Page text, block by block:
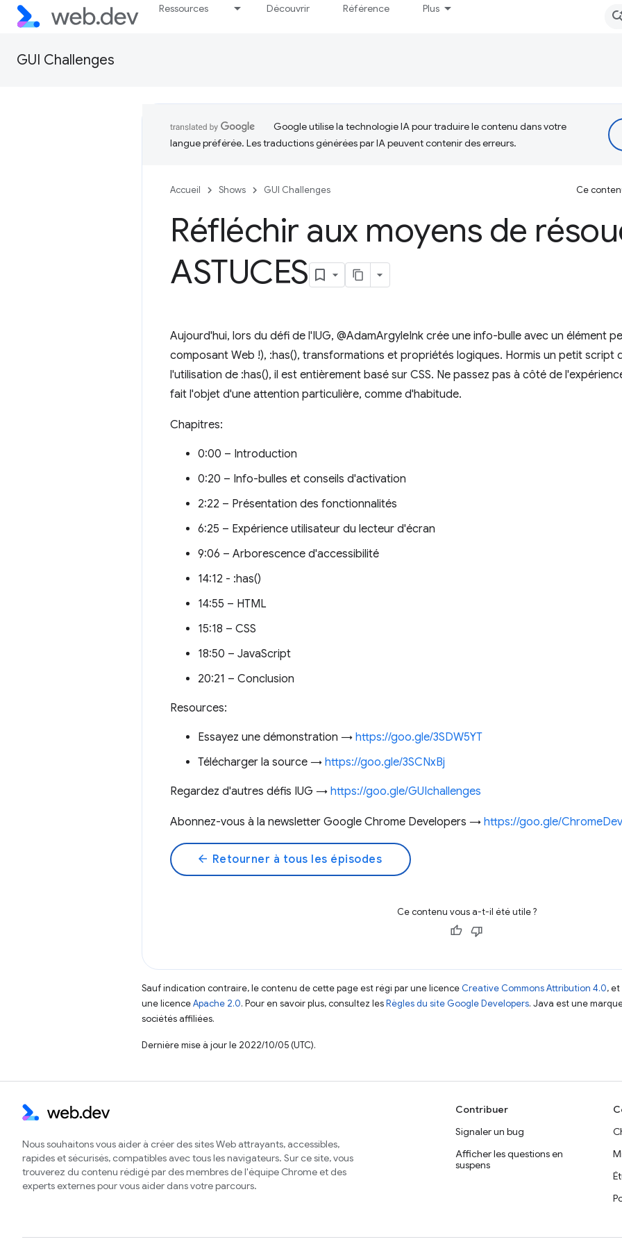
Ressources Découvrir Référence Plus
GUI Challenges
Google utilise la technologie IA pour traduire le contenu dans votre
langue préférée. Les traductions générées par IA peuvent contenir des erreurs.
Accueil Shows GUI Challenges Ce
Réfléchir aux moyens de
ASTUCES
Aujourd'hui, lors du défi de l'IUG, @AdamArgyleInk crée une info-bulle avec un élément
composant Web !), :has(), transformations et propriétés logiques. Hormis un petit script
l'utilisation de :has(), il est entièrement basé sur CSS. Ne passez pas à côté de
fait l'objet d'une attention particulière, comme d'habitude.
Chapitres:
0:00 – Introduction
0:20 – Info-bulles et conseils d'activation
2:22 – Présentation des fonctionnalités
6:25 – Expérience utilisateur du lecteur d'écran
9:06 – Arborescence d'accessibilité
14:12 - :has()
14:55 – HTML
15:18 – CSS
18:50 – JavaScript
20:21 – Conclusion
Resources:
Essayez une démonstration → https://goo.gle/3SDW5YT
Télécharger la source → https://goo.gle/3SCNxBj
Regardez d'autres défis IUG → https://goo.gle/GUIchallenges
Abonnez-vous à la newsletter Google Chrome Developers → https://goo.gle/
arrow_back Retourner à tous les épisodes
Ce contenu vous a-t-il été utile ?
Sauf indication contraire, le contenu de cette page est régi par une licence Creative Commons Attribution 4.0,
une licenceApache 2.0. Pour en savoir plus, consultez lesRègles du site Google Developers. Java est une
sociétés affiliées.
Dernière mise à jour le 2022/10/05 (UTC).
Nous souhaitons vous aider à créer des sites Web attrayants, accessibles,
rapides et sécurisés, compatibles avec tous les navigateurs. Sur ce site, vous
trouverez du contenu rédigé par des membres de l'équipe Chrome et des
experts externes pour vous aider dans votre parcours.
Contribuer
Signaler un bug
Afficher les questions en
suspens